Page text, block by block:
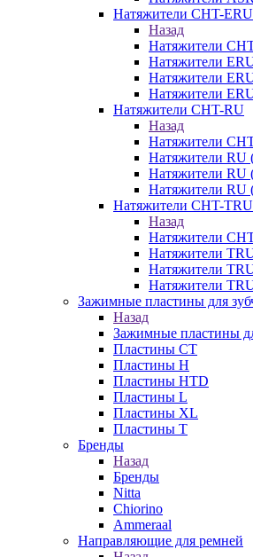
Натяжители CHT-ERU
Назад
Натяжители
Натяжители
Натяжители
Натяжители
Натяжители CHT-RU
Назад
Натяжители
Натяжители
Натяжители RU
Натяжители RU
Натяжители CHT-TRU
Назад
Натяжители
Натяжители
Натяжители
Натяжители
Зажимные пластины для
Назад
Зажимные пластины
Пластины CT
Пластины H
Пластины HTD
Пластины L
Пластины XL
Пластины T
Бренды
Назад
Бренды
Nitta
Chiorino
Ammeraal
Направляющие для ремней